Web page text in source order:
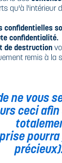
qu'à l'intérieur
confidentielles
confidentialité.
de destruction
remis à la
ne vous
ceci